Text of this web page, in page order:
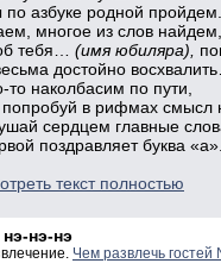
азбуке родной пройдем.
многое из слов найдем,
тебя… (имя юбиляра),
достойно
то наколбасим по пути,
в рифмах смысл
сердцем главные
поздравляет буква
текст полностью
нэ-нэ
Чем развлечь